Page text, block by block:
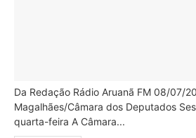
Da Redação Rádio Aruanã FM 08/07/
Magalhães/Câmara dos Deputados
quarta-feira A Câmara...